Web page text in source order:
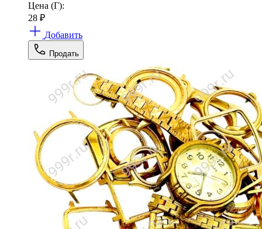
Цена (Г):
28 ₽
Добавить
Продать